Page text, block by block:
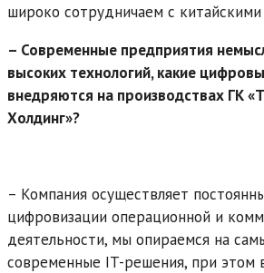
широко сотрудничаем с
– Современные предприятия
высоких технологий, какие
внедряются на производствах ГК
Холдинг»?
– Компания осуществляет
цифровизации операционной и
деятельности, мы опираемся на
современные IT-решения, при этом